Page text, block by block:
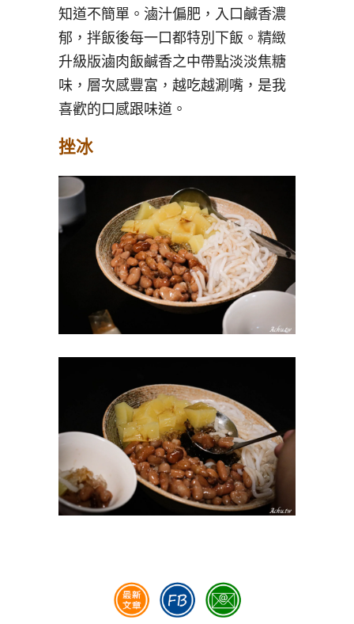
知道不簡單。滷汁偏肥，入口鹹香濃
郁，拌飯後每一口都特別下飯。精緻
升級版滷肉飯鹹香之中帶點淡淡焦糖
味，層次感豐富，越吃越涮嘴，是我
喜歡的口感跟味道。
挫冰